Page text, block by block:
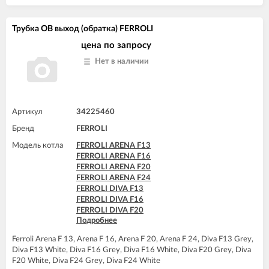
FERROLI DIVAtop F37
FERROLI DIVAtop HC32
FERROLI DIVAtop HF24
FERROLI DIVAtop Low Nox F32
FERROLI DIVAtop micro C24
FERROLI DIVAtop micro F24
FERROLI DIVAtop micro F32
FERROLI DIVAtop micro F37
FERROLI DIVAtop micro LN C24
FERROLI DIVAtop micro LN C32
FERROLI DIVAtop micro LN F24
FERROLI DIVAtop micro LN F32
FERROLI DIVAtop ST C24
FERROLI DIVAtop ST F24
FERROLI DIVAtop ST F32
FERROLI DOMIcompact C24
FERROLI DOMINA F13 N
FERROLI DOMINA F16 N
FERROLI DOMINA F24 N
FERROLI DOMItech F24 D
Трубка ОВ выход (обратка) FERROLI
цена по запросу
Нет в наличии
Артикул 34225460
Бренд FERROLI
Модель котла
FERROLI ARENA F13
FERROLI ARENA F16
FERROLI ARENA F20
FERROLI ARENA F24
FERROLI DIVA F13
FERROLI DIVA F16
FERROLI DIVA F20
FERROLI DIVA F24
FERROLI DIVAproject F24
Подробнее
Ferroli Arena F 13, Arena F 16, Arena F 20, Arena F 24, Diva F13 Grey,
Diva F13 White, Diva F16 Grey, Diva F16 White, Diva F20 Grey, Diva
F20 White, Diva F24 Grey, Diva F24 White